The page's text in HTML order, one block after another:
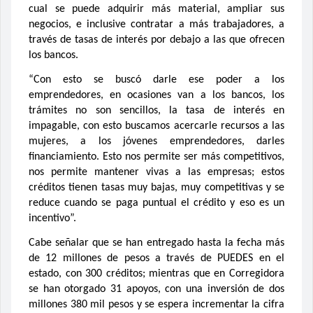
cual se puede adquirir más material, ampliar sus
negocios, e inclusive contratar a más trabajadores, a
través de tasas de interés por debajo a las que ofrecen
los bancos.
“Con esto se buscó darle ese poder a los
emprendedores, en ocasiones van a los bancos, los
trámites no son sencillos, la tasa de interés en
impagable, con esto buscamos acercarle recursos a las
mujeres, a los jóvenes emprendedores, darles
financiamiento. Esto nos permite ser más competitivos,
nos permite mantener vivas a las empresas; estos
créditos tienen tasas muy bajas, muy competitivas y se
reduce cuando se paga puntual el crédito y eso es un
incentivo”.
Cabe señalar que se han entregado hasta la fecha más
de 12 millones de pesos a través de PUEDES en el
estado, con 300 créditos; mientras que en Corregidora
se han otorgado 31 apoyos, con una inversión de dos
millones 380 mil pesos y se espera incrementar la cifra